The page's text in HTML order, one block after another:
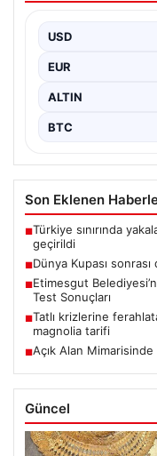
USD
EUR
ALTIN
BTC
Son Eklenen
■Türkiye sınırında
geçirildi
■Dünya Kupası
■Etimesgut
Test Sonuçları
■Tatlı krizlerine
magnolia tarifi
■Açık Alan
Güncel